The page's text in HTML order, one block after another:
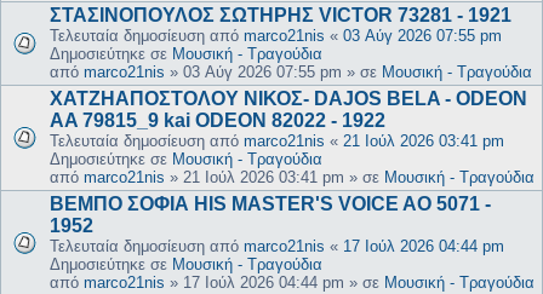
ΣΤΑΣΙΝΟΠΟΥΛΟΣ ΣΩΤΗΡΗΣ VICTOR 73281 - 1921
Τελευταία δημοσίευση από marco21nis « 03 Αύγ 2026 07:55 pm
Δημοσιεύτηκε σε Μουσική - Τραγούδια
από marco21nis » 03 Αύγ 2026 07:55 pm » σε Μουσική - Τραγούδια
ΧΑΤΖΗΑΠΟΣΤΟΛΟΥ ΝΙΚΟΣ- DAJOS BELA - ODEON
AA 79815_9 kai ODEON 82022 - 1922
Τελευταία δημοσίευση από marco21nis « 21 Ιούλ 2026 03:41 pm
Δημοσιεύτηκε σε Μουσική - Τραγούδια
από marco21nis » 21 Ιούλ 2026 03:41 pm » σε Μουσική - Τραγούδια
ΒΕΜΠΟ ΣΟΦΙΑ HIS MASTER'S VOICE AO 5071 -
1952
Τελευταία δημοσίευση από marco21nis « 17 Ιούλ 2026 04:44 pm
Δημοσιεύτηκε σε Μουσική - Τραγούδια
από marco21nis » 17 Ιούλ 2026 04:44 pm » σε Μουσική - Τραγούδια